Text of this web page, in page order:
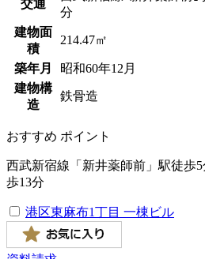
交通
分
建物面
積
214.47㎡
築年月 昭和60年12 月
建物構
造
鉄骨造
おすすめ ポイント
西武新宿線「新井薬師前」駅徒歩
歩13分
港区東麻布1丁目 一棟ビル